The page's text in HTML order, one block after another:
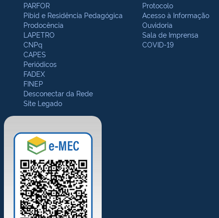
PARFOR
Pibid e Residência Pedagógica
Prodocência
LAPETRO
CNPq
CAPES
Periódicos
FADEX
FINEP
Desconectar da Rede
Site Legado
Protocolo
Acesso à Informação
Ouvidoria
Sala de Imprensa
COVID-19